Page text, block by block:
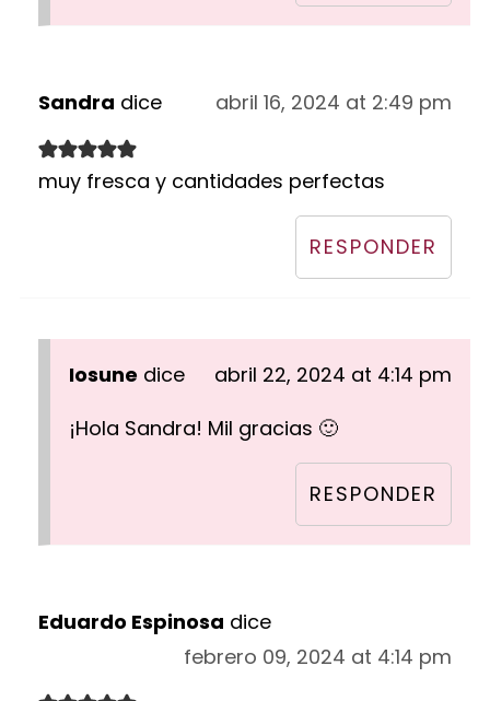
Sandra dice abril 16, 2024 at 2:49 pm
muy fresca y cantidades perfectas
RESPONDER
Iosune dice
abril 22, 2024 at 4:14 pm
¡Hola Sandra! Mil gracias 🙂
RESPONDER
Eduardo Espinosa dice
febrero 09, 2024 at 4:14 pm